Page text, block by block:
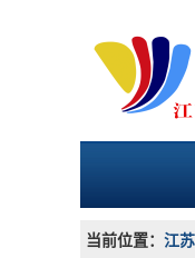
当前位置： 江